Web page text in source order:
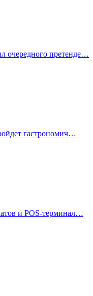
очередного претенде…
гастрономич…
и POS-терминал…